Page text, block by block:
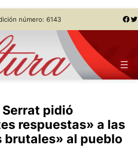
número: 6143 Facebook Twitter
pidió
respuestas» a las
brutales» al pueblo